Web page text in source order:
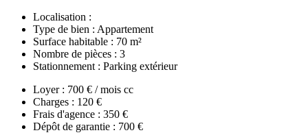
Localisation :
Type de bien : Appartement
Surface habitable : 70 m²
Nombre de pièces : 3
Stationnement : Parking extérieur
Loyer : 700 € / mois cc
Charges : 120 €
Frais d'agence : 350 €
Dépôt de garantie : 700 €